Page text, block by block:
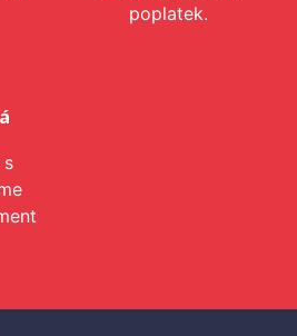
poplatek.